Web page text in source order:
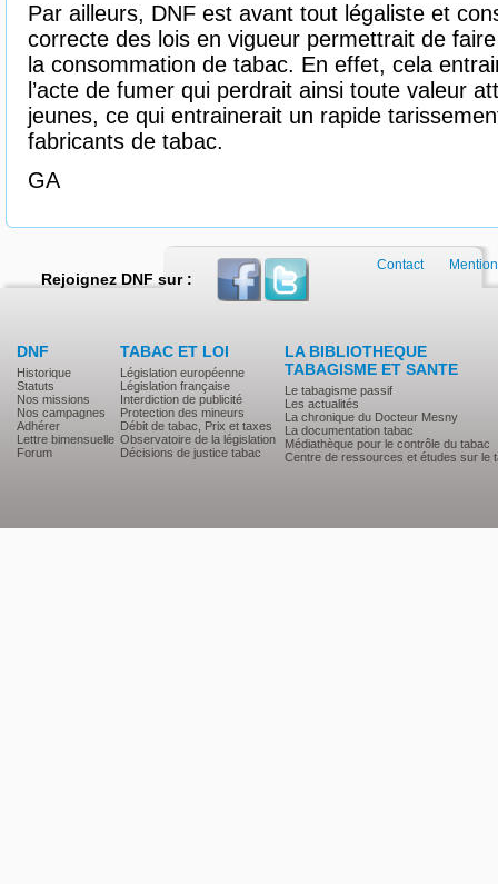
Par ailleurs, DNF est avant tout légaliste et
correcte des lois en vigueur permettrait de
la consommation de tabac. En effet, cela
l’acte de fumer qui perdrait ainsi toute valeur
jeunes, ce qui entrainerait un rapide
fabricants de tabac.
GA
Rejoignez DNF sur :
DNF
Historique
Statuts
Nos missions
Nos campagnes
Adhérer
Lettre bimensuelle
Forum
TABAC ET LOI
Législation européenne
Législation française
Interdiction de publicité
Protection des mineurs
Débit de tabac, Prix et taxes
Observatoire de la législation
Décisions de justice tabac
LA BIBLIOTHEQUE
TABAGISME ET SANTE
Le tabagisme passif
Les actualités
La chronique du Docteur Mesny
La documentation tabac
Médiathèque pour le contrôle du tabac
Centre de ressources et études sur le
Contact